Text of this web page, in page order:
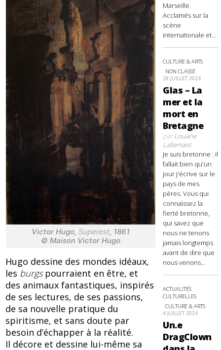
Victor Hugo, Superest, 1861
© Maison Victor Hugo
Hugo dessine des mondes idéaux,
les burgspourraient en être, et
des animaux fantastiques, inspirés
de ses lectures, de ses passions,
de sa nouvelle pratique du
spiritisme, et sans doute par
besoin d’échapper à la réalité.
Il décore et dessine lui-même sa
Marseille.
Acclamés sur la
scène
internationale et...
CULTURE & ARTS
NON CLASSÉ
28 JUILLET 2024
Glas – La
mer et la
mort en
Bretagne
parLouane
Lallemant
Je suis bretonne : il
fallait bien qu'un
jour j'écrive sur le
pays de mes
pères. Vous qui
connaissez la
fierté bretonne,
qui savez que
nous ne tenons
jamais longtemps
avant de dire que
nous venons...
ACTUALITÉS
CULTURELLES
CULTURE & ARTS
4 JUILLET 2024
Un.e
DragClown